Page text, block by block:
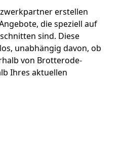
erstellen
die speziell auf
sind. Diese
unabhängig davon, ob
von Brotterode-
Ihres aktuellen